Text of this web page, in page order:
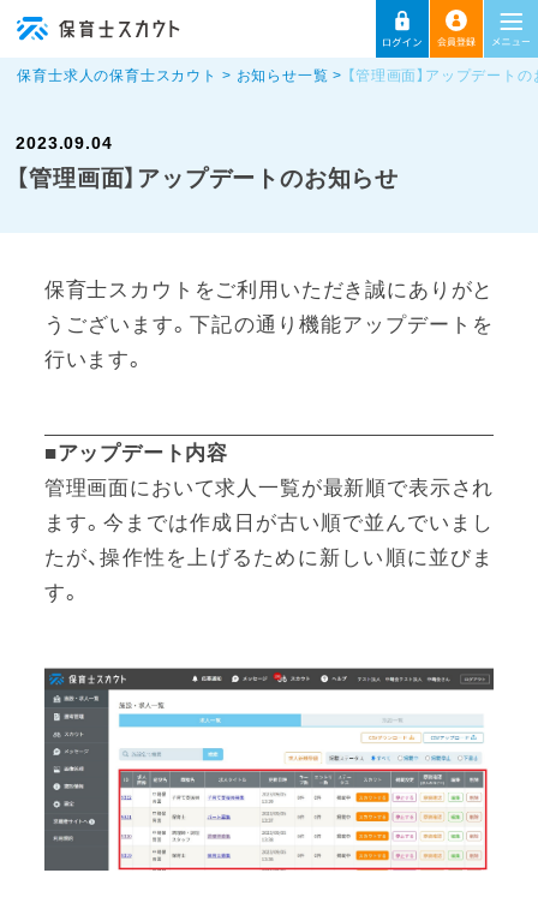
保育士求人の保育士スカウト お知らせ一覧 【管理画面】アップデート
2023.09.04
【管理画面】アップデートのお知らせ
保育士スカウトをご利用いただき誠にありがと
うございます。下記の通り機能アップデートを
行います。
■アップデート内容
管理画面において求人一覧が最新順で表示され
ます。今までは作成日が古い順で並んでいまし
たが、操作性を上げるために新しい順に並びま
す。